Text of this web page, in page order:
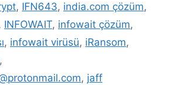
, IFN643, india.com çözüm,
INFOWAIT, infowait çözüm,
, infowait virüsü, iRansom,
,
, jaff